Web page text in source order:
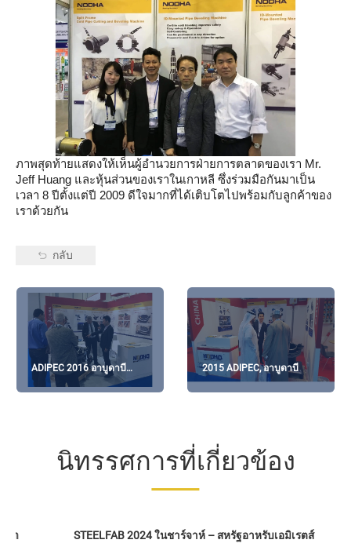
ภาพสุดท้ายแสดงให้เห็นผู้อำนวยการฝ่ายการตลาดของเรา Mr.
Jeff Huang และหุ้นส่วนของเราในเกาหลี ซึ่งร่วมมือกันมาเป็น
เวลา 8 ปีตั้งแต่ปี 2009 ดีใจมากที่ได้เติบโตไปพร้อมกับลูกค้าของ
เราด้วยกัน
กลับ
ADIPEC 2016 อาบูดาบี
สหรัฐอาหรับเอมิเรตส์
2015 ADIPEC, อาบูดาบี
นิทรรศการที่เกี่ยวข้อง
STEELFAB 2024 ในชาร์จาห์ – สหรัฐอาหรับเอมิเรตส์